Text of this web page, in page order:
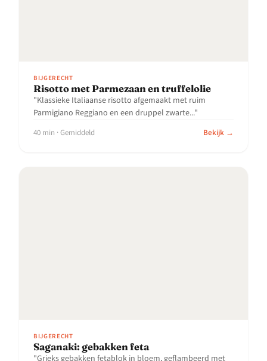
BIJGERECHT
Risotto met Parmezaan en truffelolie
"Klassieke Italiaanse risotto afgemaakt met ruim
Parmigiano Reggiano en een druppel zwarte..."
40 min · Gemiddeld Bekijk →
BIJGERECHT
Saganaki: gebakken feta
"Grieks gebakken fetablok in bloem, geflambeerd met